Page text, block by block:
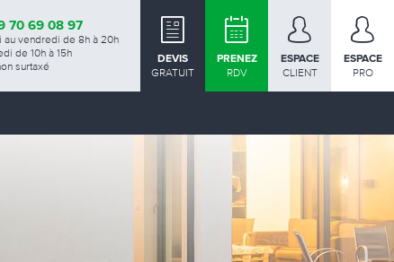
70 69 08 97
au vendredi de 8h à 20h
de 10h à 15h
surtaxé
DEVIS
GRATUIT
PRENEZ
RDV
ESPACE
CLIENT
ESPACE
PRO